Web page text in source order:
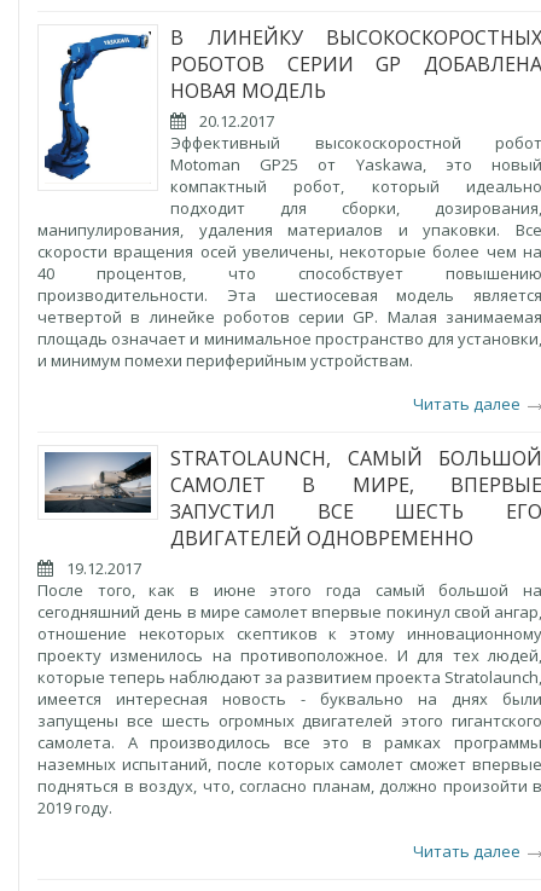
В ЛИНЕЙКУ ВЫСОКОСКОРОСТНЫХ
РОБОТОВ СЕРИИ GP ДОБАВЛЕНА
НОВАЯ МОДЕЛЬ
20.12.2017
Эффективный высокоскоростной робот
Motoman GP25 от Yaskawa, это новый
компактный робот, который идеально
подходит для сборки, дозирования,
манипулирования, удаления материалов и упаковки. Все
скорости вращения осей увеличены, некоторые более чем на
40 процентов, что способствует повышению
производительности. Эта шестиосевая модель является
четвертой в линейке роботов серии GP. Малая занимаемая
площадь означает и минимальное пространство для установки,
и минимум помехи периферийным устройствам.
Читать далее
STRATOLAUNCH, САМЫЙ БОЛЬШОЙ
САМОЛЕТ В МИРЕ, ВПЕРВЫЕ
ЗАПУСТИЛ ВСЕ ШЕСТЬ ЕГО
ДВИГАТЕЛЕЙ ОДНОВРЕМЕННО
19.12.2017
После того, как в июне этого года самый большой на
сегодняшний день в мире самолет впервые покинул свой ангар,
отношение некоторых скептиков к этому инновационному
проекту изменилось на противоположное. И для тех людей,
которые теперь наблюдают за развитием проекта Stratolaunch,
имеется интересная новость - буквально на днях были
запущены все шесть огромных двигателей этого гигантского
самолета. А производилось все это в рамках программы
наземных испытаний, после которых самолет сможет впервые
подняться в воздух, что, согласно планам, должно произойти в
2019 году.
Читать далее